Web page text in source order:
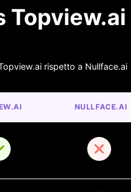
Topview.ai
rispetto a Nullface.ai
NULLFACE.AI